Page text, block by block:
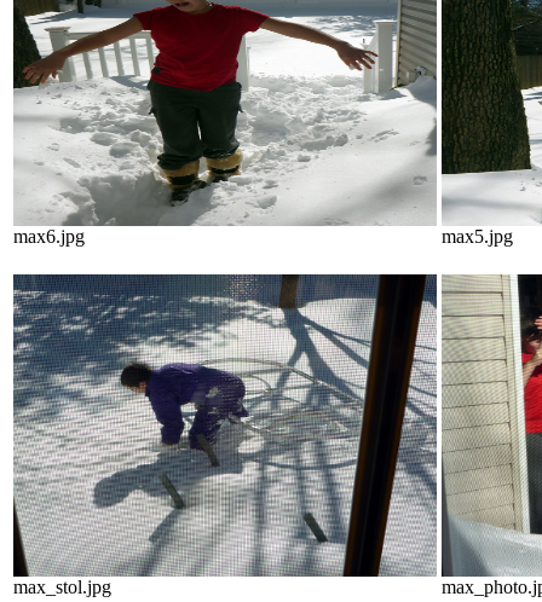
max6.jpg max5.jpg
max_stol.jpg